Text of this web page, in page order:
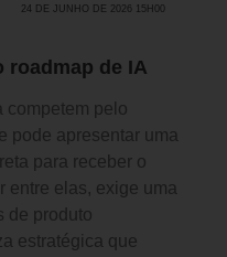
24 DE JUNHO DE 2026 15H00
roadmap de IA
competem pelo
pode apresentar uma
para receber o
entre elas, exige uma
de produto
estratégica que